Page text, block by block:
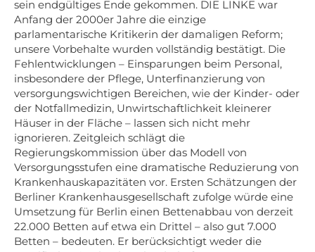
sein endgültiges Ende gekommen. DIE LINKE war
Anfang der 2000er Jahre die einzige
parlamentarische Kritikerin der damaligen Reform;
unsere Vorbehalte wurden vollständig bestätigt. Die
Fehlentwicklungen – Einsparungen beim Personal,
insbesondere der Pflege, Unterfinanzierung von
versorgungswichtigen Bereichen, wie der Kinder- oder
der Notfallmedizin, Unwirtschaftlichkeit kleinerer
Häuser in der Fläche – lassen sich nicht mehr
ignorieren. Zeitgleich schlägt die
Regierungskommission über das Modell von
Versorgungsstufen eine dramatische Reduzierung von
Krankenhauskapazitäten vor. Ersten Schätzungen der
Berliner Krankenhausgesellschaft zufolge würde eine
Umsetzung für Berlin einen Bettenabbau von derzeit
22.000 Betten auf etwa ein Drittel – also gut 7.000
Betten – bedeuten. Er berücksichtigt weder die